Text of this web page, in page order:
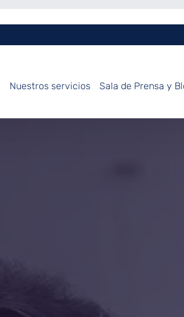
Nuestros servicios Sala de Prensa y